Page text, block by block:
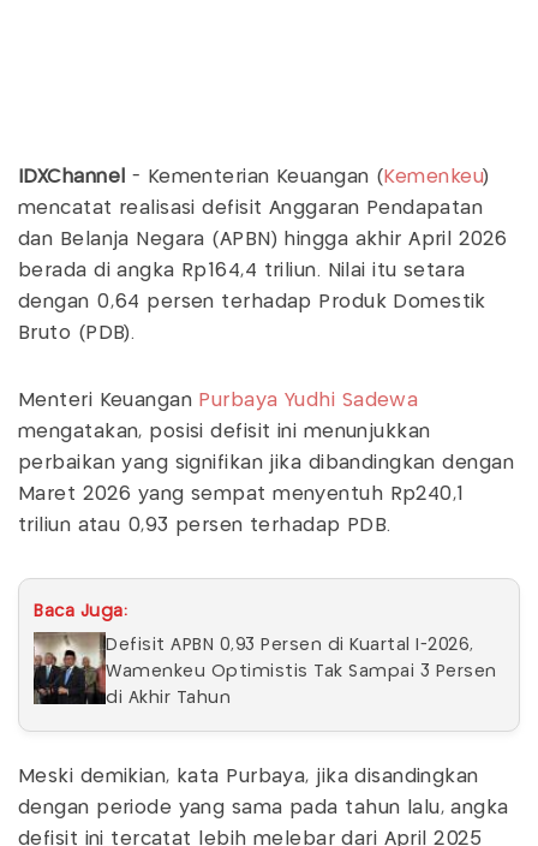
IDXChannel - Kementerian Keuangan ( Kemenkeu)
mencatat realisasi defisit Anggaran Pendapatan
dan Belanja Negara (APBN) hingga akhir April 2026
berada di angka Rp164,4 triliun. Nilai itu setara
dengan 0,64 persen terhadap Produk Domestik
Bruto (PDB).
Menteri Keuangan Purbaya Yudhi Sadewa
mengatakan, posisi defisit ini menunjukkan
perbaikan yang signifikan jika dibandingkan dengan
Maret 2026 yang sempat menyentuh Rp240,1
triliun atau 0,93 persen terhadap PDB.
Baca Juga:
Defisit APBN 0,93 Persen di Kuartal I-2026,
Wamenkeu Optimistis Tak Sampai 3 Persen
di Akhir Tahun
Meski demikian, kata Purbaya, jika disandingkan
dengan periode yang sama pada tahun lalu, angka
defisit ini tercatat lebih melebar dari April 2025